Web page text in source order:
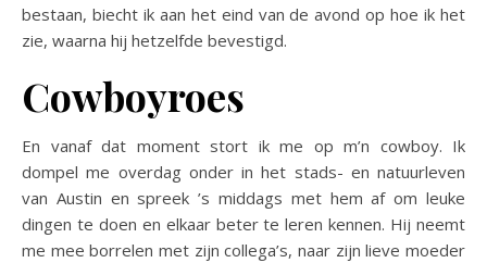
bestaan, biecht ik aan het eind van de avond op hoe ik het
zie, waarna hij hetzelfde bevestigd.
Cowboyroes
En vanaf dat moment stort ik me op m’n cowboy. Ik
dompel me overdag onder in het stads- en natuurleven
van Austin en spreek ’s middags met hem af om leuke
dingen te doen en elkaar beter te leren kennen. Hij neemt
me mee borrelen met zijn collega’s, naar zijn lieve moeder